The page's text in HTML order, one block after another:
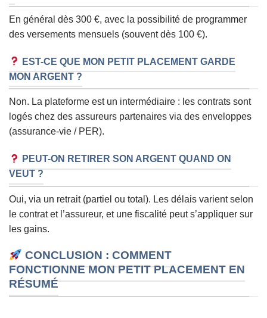
En général dès 300 €, avec la possibilité de programmer
des versements mensuels (souvent dès 100 €).
EST-CE QUE MON PETIT PLACEMENT GARDE
MON ARGENT ?
Non. La plateforme est un intermédiaire : les contrats sont
logés chez des assureurs partenaires via des enveloppes
(assurance-vie / PER).
PEUT-ON RETIRER SON ARGENT QUAND ON
VEUT ?
Oui, via un retrait (partiel ou total). Les délais varient selon
le contrat et l’assureur, et une fiscalité peut s’appliquer sur
les gains.
CONCLUSION : COMMENT
FONCTIONNE MON PETIT PLACEMENT EN
RÉSUMÉ